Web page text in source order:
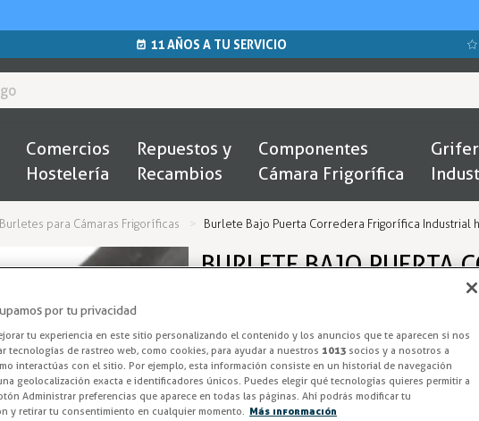
11 AÑOS A TU SERVICIO
Comercios
Hostelería
Repuestos y
Recambios
Componentes
Cámara Frigorífica
Burletes para Cámaras Frigoríficas Burlete Bajo Puerta Corredera Frigorífica Industrial
BURLETE BAJO PUERTA
INDUSTRIAL HASTA -
Burlete Bajo Puerta
Burlete bajo puerta para frío. Burlete
temperatura hasta -50ºC en color negro
por tu privacidad
tu experiencia en este sitio personalizando el contenido y los anuncios que te aparecen si nos
tecnologías de rastreo web, como cookies, para ayudar a nuestros 1013 socios y a nosotros a
interactúas con el sitio. Por ejemplo, esta información consiste en un historial de navegación
geolocalización exacta e identificadores únicos. Puedes elegir qué tecnologías quieres permitir a
Administrar preferencias que aparece en todas las páginas. Ahí podrás modificar tu
y retirar tu consentimiento en cualquier momento.
Más información